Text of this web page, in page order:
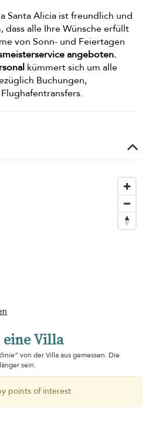
Santa Alicia ist freundlich und
dass alle Ihre Wünsche erfüllt
von Sonn- und Feiertagen
angeboten.
kümmert sich um alle
Buchungen,
Villa
von der Villa aus gemessen. Die
sein.
points of interest.